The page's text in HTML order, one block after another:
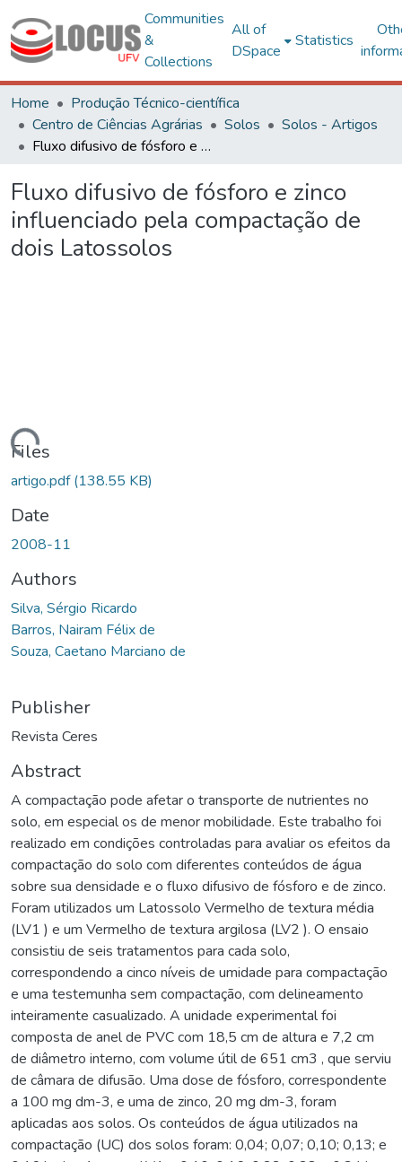
Communities
&
Collections
All of
DSpace
Statistics
Home
Produção Técnico-científica
Centro de Ciências Agrárias
Solos
Solos - Artigos
Fluxo difusivo de fósforo e zinco influenciado pela compactação de dois Latossolos
Fluxo difusivo de fósforo e zinco
influenciado pela compactação de
dois Latossolos
Files
artigo.pdf(138.55 KB)
Date
2008-11
Authors
Silva, Sérgio Ricardo
Barros, Nairam Félix de
Souza, Caetano Marciano de
Publisher
Revista Ceres
Abstract
A compactação pode afetar o transporte de nutrientes no
solo, em especial os de menor mobilidade. Este trabalho foi
realizado em condições controladas para avaliar os efeitos da
compactação do solo com diferentes conteúdos de água
sobre sua densidade e o fluxo difusivo de fósforo e de zinco.
Foram utilizados um Latossolo Vermelho de textura média
(LV1 ) e um Vermelho de textura argilosa (LV2 ). O ensaio
consistiu de seis tratamentos para cada solo,
correspondendo a cinco níveis de umidade para compactação
e uma testemunha sem compactação, com delineamento
inteiramente casualizado. A unidade experimental foi
composta de anel de PVC com 18,5 cm de altura e 7,2 cm
de diâmetro interno, com volume útil de 651 cm3 , que serviu
de câmara de difusão. Uma dose de fósforo, correspondente
a 100 mg dm-3, e uma de zinco, 20 mg dm-3, foram
aplicadas aos solos. Os conteúdos de água utilizados na
compactação (UC) dos solos foram: 0,04; 0,07; 0,10; 0,13; e